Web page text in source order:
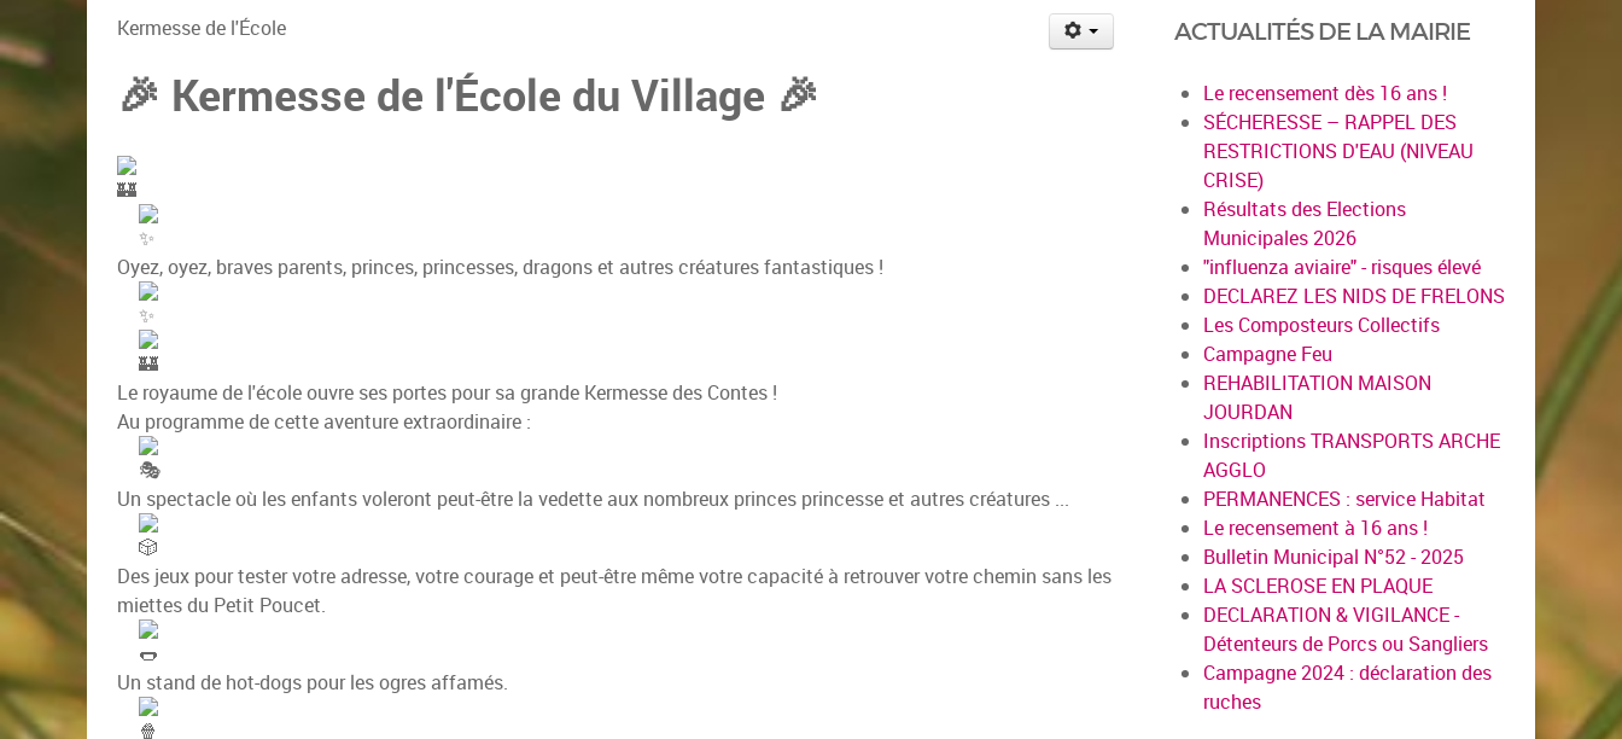
Kermesse de l'École
🎉 Kermesse de l'École du Village 🎉
Oyez, oyez, braves parents, princes, princesses, dragons et autres créatures fantastiques !
Le royaume de l'école ouvre ses portes pour sa grande Kermesse des Contes !
Au programme de cette aventure extraordinaire :
Un spectacle où les enfants voleront peut-être la vedette aux nombreux princes princesse et autres créatures ...
Des jeux pour tester votre adresse, votre courage et peut-être même votre capacité à retrouver votre chemin sans les
miettes du Petit Poucet.
Un stand de hot-dogs pour les ogres affamés.
ACTUALITÉS DE LA MAIRIE
Le recensement dès 16 ans !
SÉCHERESSE – RAPPEL DES
RESTRICTIONS D'EAU (NIVEAU
CRISE)
Résultats des Elections
Municipales 2026
"influenza aviaire" - risques élevé
DECLAREZ LES NIDS DE FRELONS
Les Composteurs Collectifs
Campagne Feu
REHABILITATION MAISON
JOURDAN
Inscriptions TRANSPORTS ARCHE
AGGLO
PERMANENCES : service Habitat
Le recensement à 16 ans !
Bulletin Municipal N°52 - 2025
LA SCLEROSE EN PLAQUE
DECLARATION & VIGILANCE -
Détenteurs de Porcs ou Sangliers
Campagne 2024 : déclaration des
ruches